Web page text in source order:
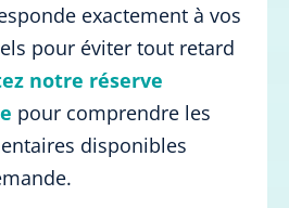
exactement à vos
pour éviter tout retard
notre réserve
pour comprendre les
disponibles